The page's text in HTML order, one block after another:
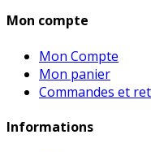
Mon compte
Mon Compte
Mon panier
Commandes et
Informations